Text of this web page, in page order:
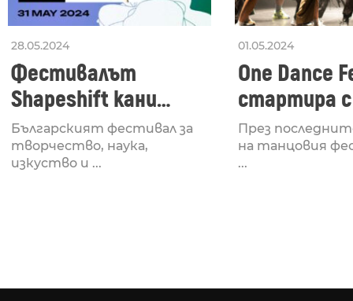
28.05.2024
Фестивалът
Shapeshift кани
Fabrizio Mammarella
за откриването си
Българският фестивал за
творчество, наука,
изкуство и ...
01.05.2024
One Dance
стартира
Lucid,
рейв
През
на танцовия
...